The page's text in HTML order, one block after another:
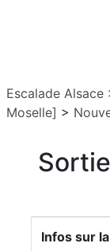
Escalade Alsace
Moselle] >
Infos sur